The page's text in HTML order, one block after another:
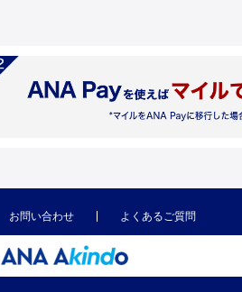
お問い合わせ よくあるご質問